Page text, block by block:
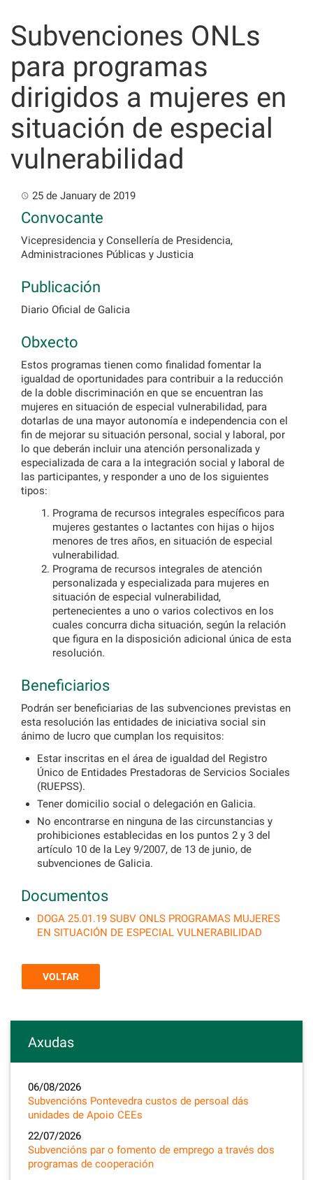
content
Subvenciones ONLs
para programas
dirigidos a mujeres en
situación de especial
vulnerabilidad
25 de January de 2019
Convocante
Vicepresidencia y Consellería de Presidencia,
Administraciones Públicas y Justicia
Publicación
Diario Oficial de Galicia
Obxecto
Estos programas tienen como finalidad fomentar la
igualdad de oportunidades para contribuir a la reducción
de la doble discriminación en que se encuentran las
mujeres en situación de especial vulnerabilidad, para
dotarlas de una mayor autonomía e independencia con el
fin de mejorar su situación personal, social y laboral, por
lo que deberán incluir una atención personalizada y
especializada de cara a la integración social y laboral de
las participantes, y responder a uno de los siguientes
tipos:
Programa de recursos integrales específicos para
mujeres gestantes o lactantes con hijas o hijos
menores de tres años, en situación de especial
vulnerabilidad.
Programa de recursos integrales de atención
personalizada y especializada para mujeres en
situación de especial vulnerabilidad,
pertenecientes a uno o varios colectivos en los
cuales concurra dicha situación, según la relación
que figura en la disposición adicional única de esta
resolución.
Beneficiarios
Podrán ser beneficiarias de las subvenciones previstas en
esta resolución las entidades de iniciativa social sin
ánimo de lucro que cumplan los requisitos:
Estar inscritas en el área de igualdad del Registro
Único de Entidades Prestadoras de Servicios Sociales
(RUEPSS).
Tener domicilio social o delegación en Galicia.
No encontrarse en ninguna de las circunstancias y
prohibiciones establecidas en los puntos 2 y 3 del
artículo 10 de la Ley 9/2007, de 13 de junio, de
subvenciones de Galicia.
Documentos
DOGA 25.01.19 SUBV ONLS PROGRAMAS MUJERES
EN SITUACIÓN DE ESPECIAL VULNERABILIDAD
VOLTAR
Axudas
06/08/2026
Subvencións Pontevedra custos de persoal dás
unidades de Apoio CEEs
22/07/2026
Subvencións par o fomento de emprego a través dos
programas de cooperación